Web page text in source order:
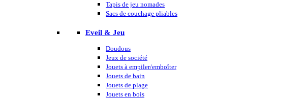
Tapis de jeu nomades
Sacs de couchage pliables
Eveil & Jeu
Doudous
Jeux de société
Jouets à empiler/emboîter
Jouets de bain
Jouets de plage
Jouets en bois